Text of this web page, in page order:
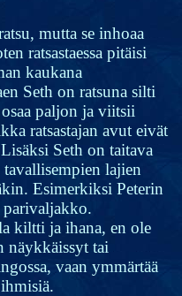
mutta se inhoaa
ratsastaessa pitäisi
kaukana
Seth on ratsuna silti
paljon ja viitsii
ratsastajan avut eivät
Seth on taitava
lajien
Esimerkiksi Peterin
parivaljakko.
kiltti ja ihana, en ole
näykkäissyt tai
vaan ymmärtää